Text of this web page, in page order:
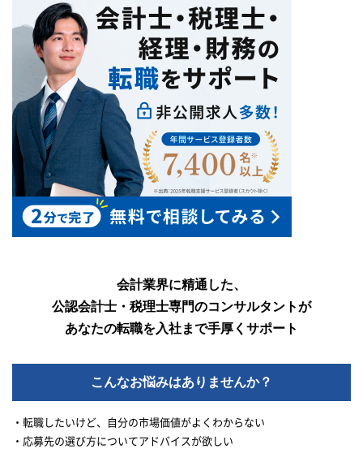
会計業界に精通した、
公認会計士・税理士専門のコンサルタントが
あなたの転職を入社まで手厚くサポート
こんなお悩みはありませんか？
・転職したいけど、自分の市場価値がよくわからない
・応募先の選び方についてアドバイスが欲しい